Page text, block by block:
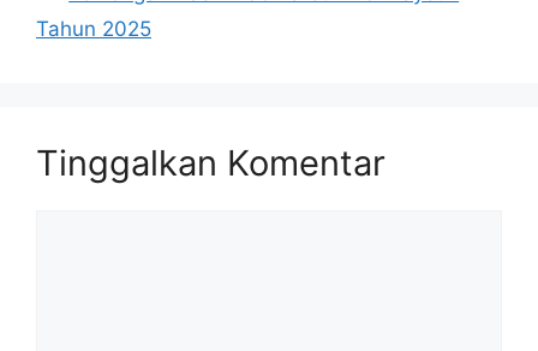
Tahun 2025
Tinggalkan Komentar